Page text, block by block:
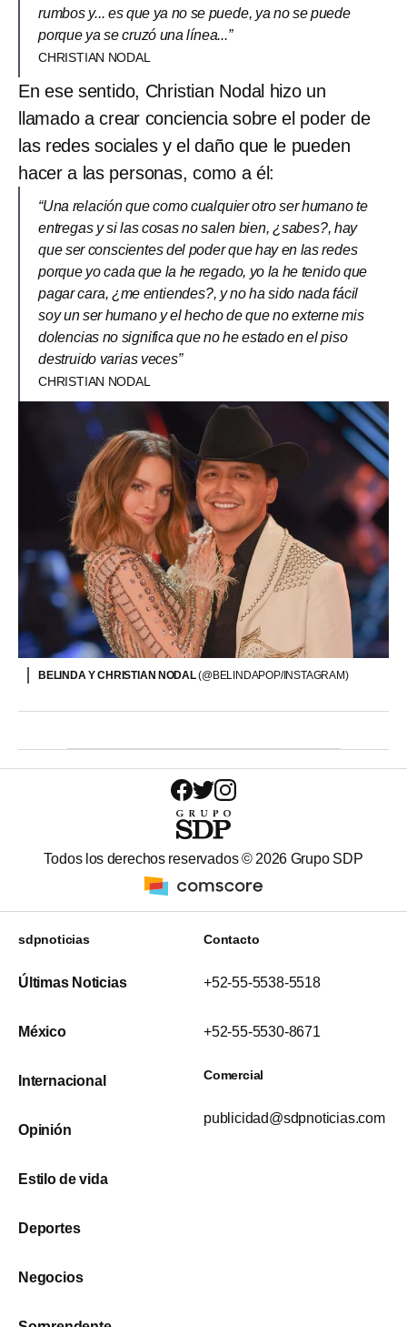
rumbos y... es que ya no se puede, ya no se puede
porque ya se cruzó una línea...”
CHRISTIAN NODAL
En ese sentido, Christian Nodal hizo un
llamado a crear conciencia sobre el poder de
las redes sociales y el daño que le pueden
hacer a las personas, como a él:
“Una relación que como cualquier otro ser humano te
entregas y si las cosas no salen bien, ¿sabes?, hay
que ser conscientes del poder que hay en las redes
porque yo cada que la he regado, yo la he tenido que
pagar cara, ¿me entiendes?, y no ha sido nada fácil
soy un ser humano y el hecho de que no externe mis
dolencias no significa que no he estado en el piso
destruido varias veces”
CHRISTIAN NODAL
BELINDA Y CHRISTIAN NODAL(@BELINDAPOP/INSTAGRAM)
Todos los derechos reservados © 2026 Grupo SDP
sdpnoticias
Últimas Noticias
México
Internacional
Opinión
Estilo de vida
Deportes
Negocios
Contacto
+52-55-5538-5518
+52-55-5530-8671
Comercial
publicidad@sdpnoticias.com